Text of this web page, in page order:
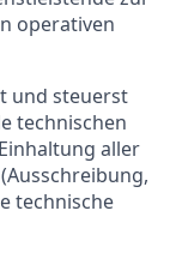
operativen
und steuerst
technischen
aller
technische